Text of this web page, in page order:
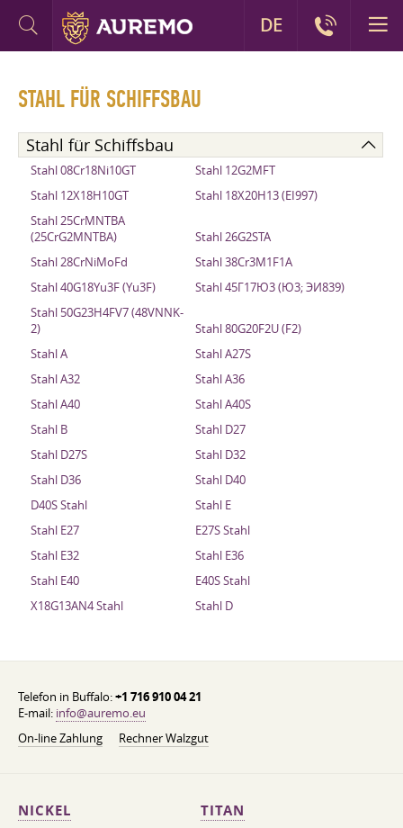
STAHL FÜR SCHIFFSBAU
Stahl für Schiffsbau
Stahl 08Cr18Ni10GT
Stahl 12G2MFT
Stahl 12X18H10GT
Stahl 18X20H13 (EI997)
Stahl 25CrMNTBA
(25CrG2MNTBA)
Stahl 26G2STA
Stahl 28CrNiMoFd
Stahl 38Cr3M1F1A
Stahl 40G18Yu3F (Yu3F)
Stahl 45Г17Ю3 (Ю3; ЭИ839)
Stahl 50G23H4FV7 (48VNNK-
2)
Stahl 80G20F2U (F2)
Stahl A
Stahl A27S
Stahl A32
Stahl A36
Stahl A40
Stahl A40S
Stahl B
Stahl D27
Stahl D27S
Stahl D32
Stahl D36
Stahl D40
D40S Stahl
Stahl E
Stahl E27
E27S Stahl
Stahl E32
Stahl E36
Stahl E40
E40S Stahl
X18G13AN4 Stahl
Stahl D
Telefon in Buffalo:+1 716 910 04 21
E-mail: info@auremo.eu
On-line Zahlung
Rechner Walzgut
NICKEL TITAN
DE